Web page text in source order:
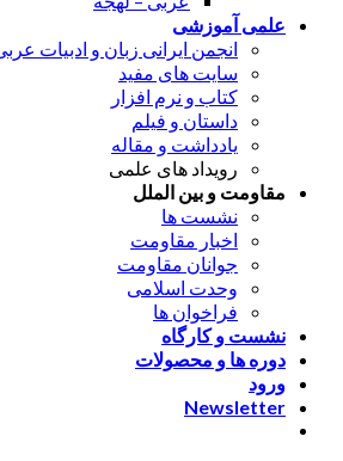
علمی آموزشی
انجمن ایرانی زبان و ادبیات
سایت های مفید
کتاب و نرم افزار
داستان و فیلم
یادداشت و مقاله
رویداد های علمی
مقاومت و بین الملل
نشست ها
اخبار مقاومت
جوانان مقاومت
وحدت اسلامی
فراخوان ها
نشست و کارگاه
دوره ها و محصولات
ورود
Newsletter